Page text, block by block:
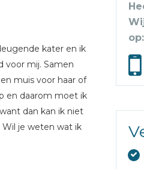
kater en ik
voor mij. Samen
muis voor haar of
en daarom moet ik
dan kan ik niet
je weten wat ik
op: